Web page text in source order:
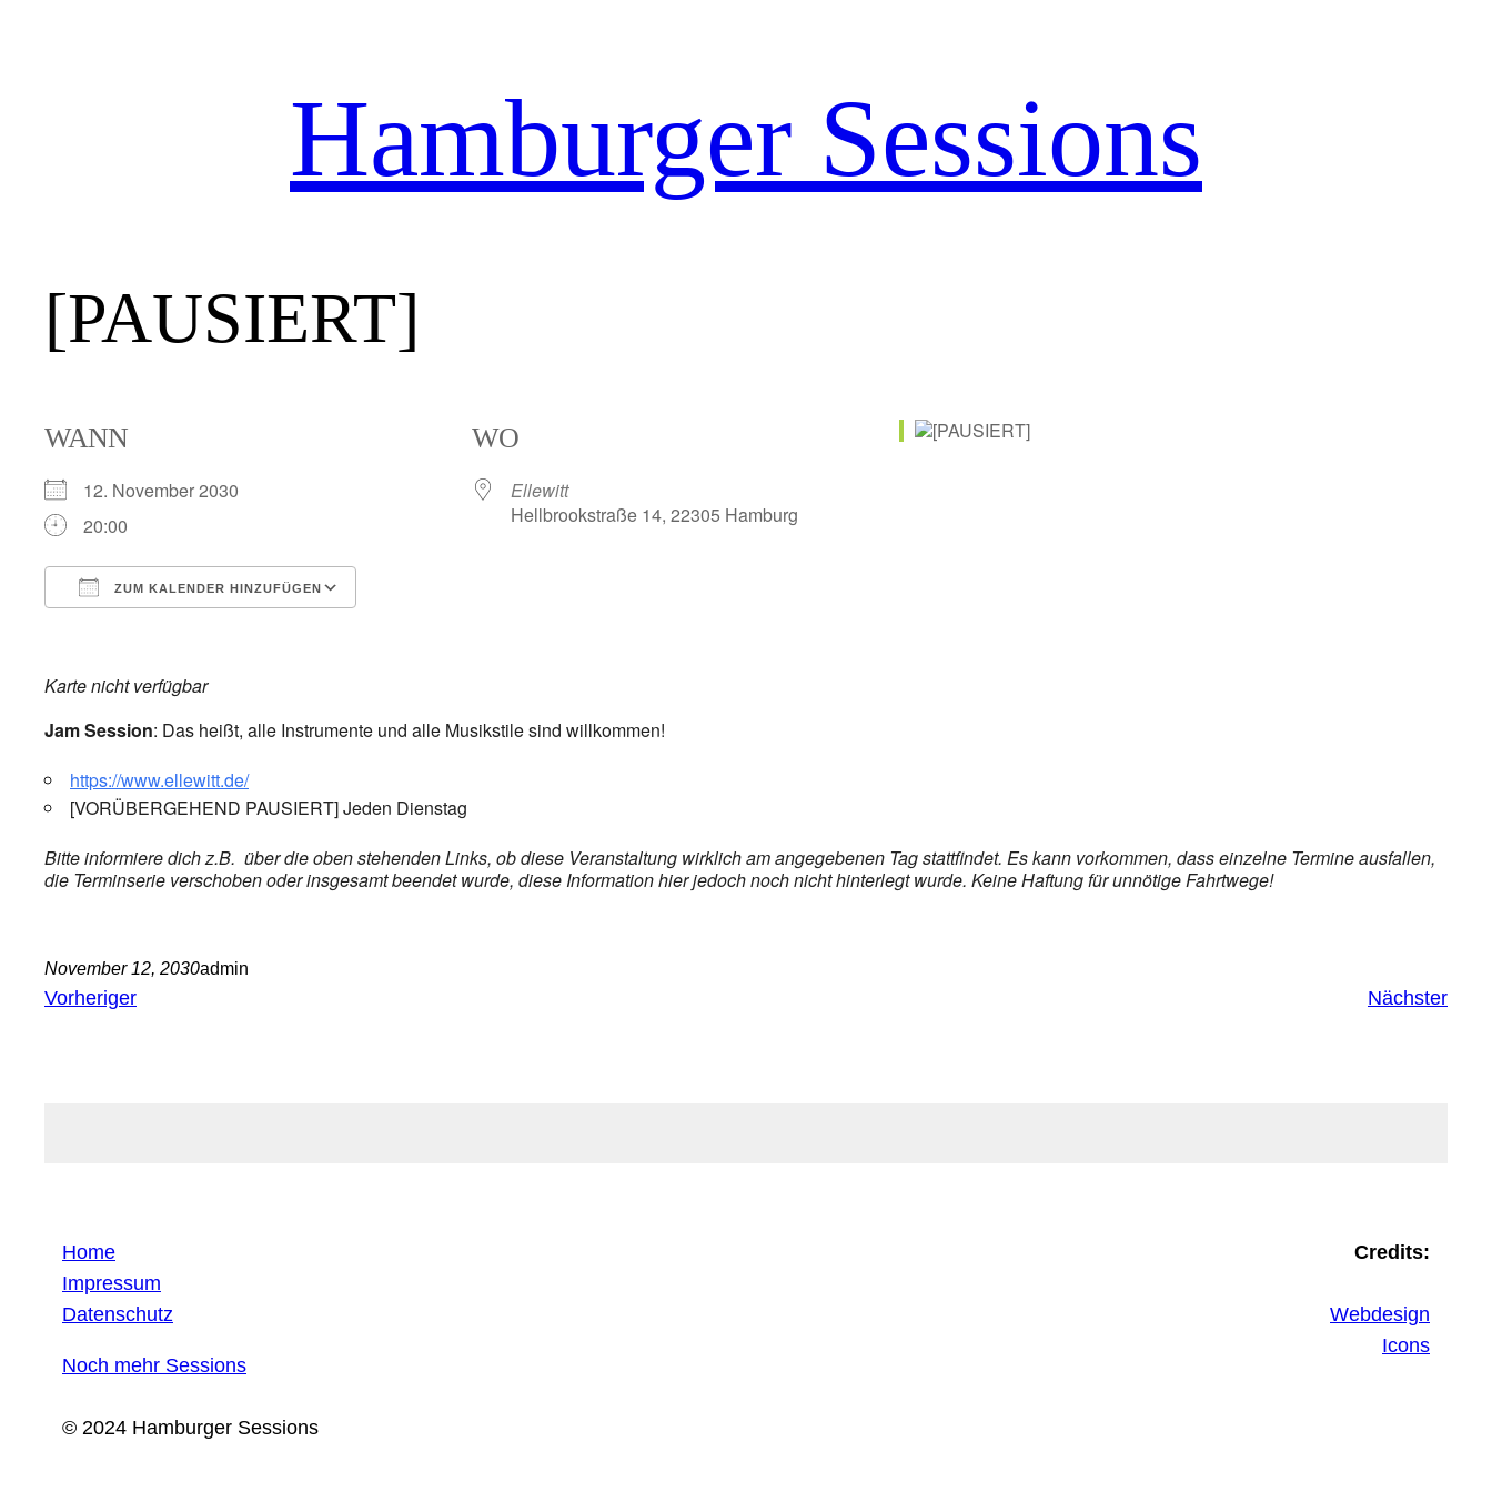
Hamburger Sessions
[PAUSIERT]
WANN
12. November 2030
20:00
ZUM KALENDER HINZUFÜGEN
WO
Ellewitt
Hellbrookstraße 14, 22305 Hamburg
Karte nicht verfügbar
Jam Session: Das heißt, alle Instrumente und alle Musikstile sind willkommen!
https://www.ellewitt.de/
[VORÜBERGEHEND PAUSIERT] Jeden Dienstag
Bitte informiere dich z.B. über die oben stehenden Links, ob diese Veranstaltung wirklich am angegebenen Tag stattfindet. Es kann vorkommen, dass einzelne Termine ausfallen,
die Terminserie verschoben oder insgesamt beendet wurde, diese Information hier jedoch noch nicht hinterlegt wurde. Keine Haftung für unnötige Fahrtwege!
November 12, 2030admin
Vorheriger Nächster
Home
Impressum
Datenschutz
Noch mehr Sessions
© 2024 Hamburger Sessions
Credits:
Webdesign
Icons